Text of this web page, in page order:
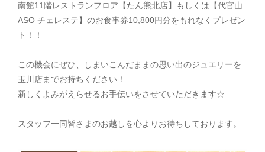
南館11階レストランフロア【たん熊北店】もしくは【代官山
ASO チェレステ】のお食事券10,800円分をもれなくプレゼン
ト！！
この機会にぜひ、しまいこんだままの思い出のジュエリーを
玉川店までお持ちください！
新しくよみがえらせるお手伝いをさせていただきます☆
スタッフ一同皆さまのお越しを心よりお待ちしております。